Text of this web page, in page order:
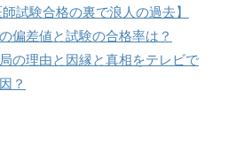
師試験合格の裏で浪人の過去】
偏差値と試験の合格率は？
の理由と因縁と真相をテレビで
？